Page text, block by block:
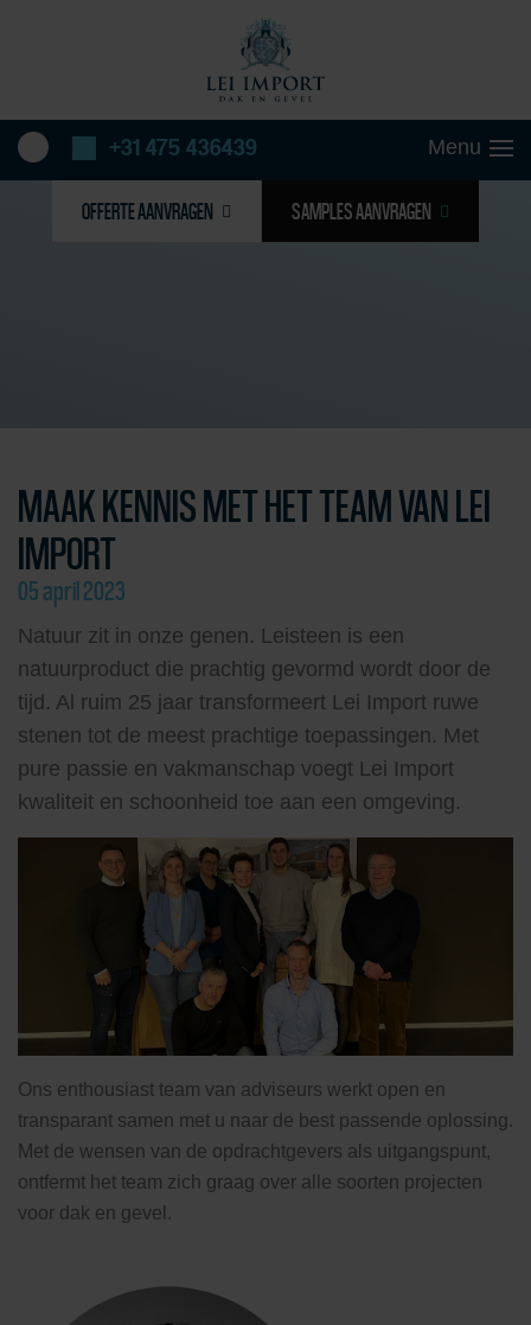
+31 475 436439
OFFERTE AANVRAGEN SAMPLES AANVRAGEN
MAAK KENNIS MET HET TEAM VAN LEI
IMPORT
05 april 2023
Natuur zit in onze genen. Leisteen is een
natuurproduct die prachtig gevormd wordt door de
tijd. Al ruim 25 jaar transformeert Lei Import ruwe
stenen tot de meest prachtige toepassingen. Met
pure passie en vakmanschap voegt Lei Import
kwaliteit en schoonheid toe aan een omgeving.
Ons enthousiast team van adviseurs werkt open en
transparant samen met u naar de best passende oplossing.
Met de wensen van de opdrachtgevers als uitgangspunt,
ontfermt het team zich graag over alle soorten projecten
voor dak en gevel.